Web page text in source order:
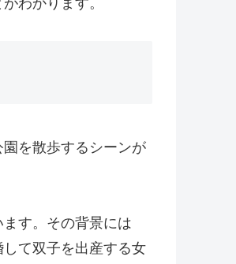
を散歩するシーンが
す。その背景には
て双子を出産する女